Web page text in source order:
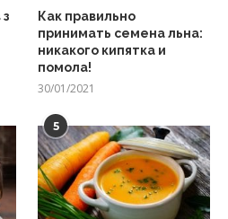
Как правильно
принимать семена льна:
никакого кипятка и
помола!
30/01/2021
5